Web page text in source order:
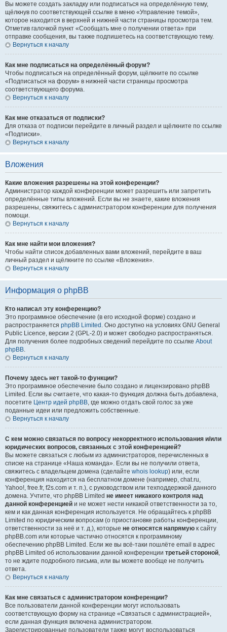
Вы можете создать закладку или подписаться на определённую тему,
щёлкнув по соответствующей ссылке в меню «Управление темой»,
которое находится в верхней и нижней части страницы просмотра тем.
Отметив галочкой пункт «Сообщать мне о получении ответа» при
отправке сообщения, вы также подпишетесь на соответствующую тему.
Вернуться к началу
Как мне подписаться на определённый форум?
Чтобы подписаться на определённый форум, щёлкните по ссылке
«Подписаться на форум» в нижней части страницы просмотра
соответствующего форума.
Вернуться к началу
Как мне отказаться от подписки?
Для отказа от подписки перейдите в личный раздел и щёлкните по ссылке
«Подписки».
Вернуться к началу
Вложения
Какие вложения разрешены на этой конференции?
Администратор каждой конференции может разрешить или запретить
определённые типы вложений. Если вы не знаете, какие вложения
разрешены, свяжитесь с администратором конференции для получения
помощи.
Вернуться к началу
Как мне найти мои вложения?
Чтобы найти список добавленных вами вложений, перейдите в ваш
личный раздел и щёлкните по ссылке «Вложения».
Вернуться к началу
Информация о phpBB
Кто написал эту конференцию?
Это программное обеспечение (в его исходной форме) создано и
распространяется phpBB Limited . Оно доступно на условиях GNU General
Public Licence, версии 2 (GPL-2.0) и может свободно распространяться.
Для получения более подробных сведений перейдите по ссылке About
phpBB.
Вернуться к началу
Почему здесь нет такой-то функции?
Это программное обеспечение было создано и лицензировано phpBB
Limited. Если вы считаете, что какая-то функция должна быть добавлена,
посетите Центр идей phpBB, где можно отдать свой голос за уже
поданные идеи или предложить собственные.
Вернуться к началу
С кем можно связаться по вопросу некорректного использования и/или
юридических вопросов, связанных с этой конференцией?
Вы можете связаться с любым из администраторов, перечисленных в
списке на странице «Наша команда». Если вы не получили ответа,
свяжитесь с владельцем домена (сделайте whois lookup) или, если
конференция находится на бесплатном домене (например, chat.ru,
Yahoo!, free.fr, f2s.com и т. п.), с руководством или техподдержкой данного
домена. Учтите, что phpBB Limited не имеет никакого контроля над
данной конференцией и не может нести никакой ответственности за то,
кем и как данная конференция используется. Не обращайтесь к phpBB
Limited по юридическим вопросам (о приостановке работы конференции,
ответственности за неё и т. д.), которые не относятся напрямую к сайту
phpBB.com или которые частично относятся к программному
обеспечению phpBB Limited. Если же вы всё-таки пошлёте email в адрес
phpBB Limited об использовании данной конференции третьей стороной,
то не ждите подробного письма, или вы можете вообще не получить
ответа.
Вернуться к началу
Как мне связаться с администратором конференции?
Все пользователи данной конференции могут использовать
соответствующую форму на странице «Связаться с администрацией»,
если данная функция включена администратором.
Зарегистрированные пользователи также могут воспользоваться